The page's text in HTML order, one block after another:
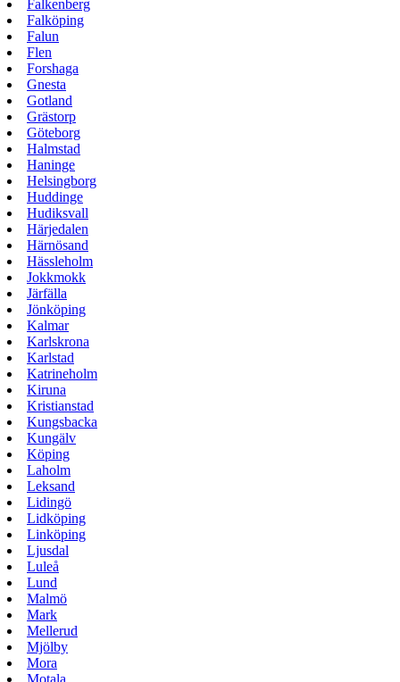
Falkenberg
Falköping
Falun
Flen
Forshaga
Gnesta
Gotland
Grästorp
Göteborg
Halmstad
Haninge
Helsingborg
Huddinge
Hudiksvall
Härjedalen
Härnösand
Hässleholm
Jokkmokk
Järfälla
Jönköping
Kalmar
Karlskrona
Karlstad
Katrineholm
Kiruna
Kristianstad
Kungsbacka
Kungälv
Köping
Laholm
Leksand
Lidingö
Lidköping
Linköping
Ljusdal
Luleå
Lund
Malmö
Mark
Mellerud
Mjölby
Mora
Motala